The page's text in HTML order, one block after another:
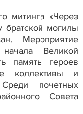
митинга «Через
братской могилы
Мероприятие
Великой
память героев
коллективы и
почетных
Совета